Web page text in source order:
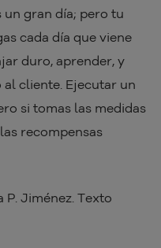
un gran día; pero tu
cada día que viene
duro, aprender, y
cliente. Ejecutar un
si tomas las medidas
recompensas
Jiménez. Texto